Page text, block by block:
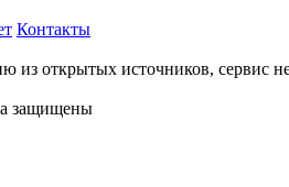
Контакты
из открытых источников, сервис
защищены